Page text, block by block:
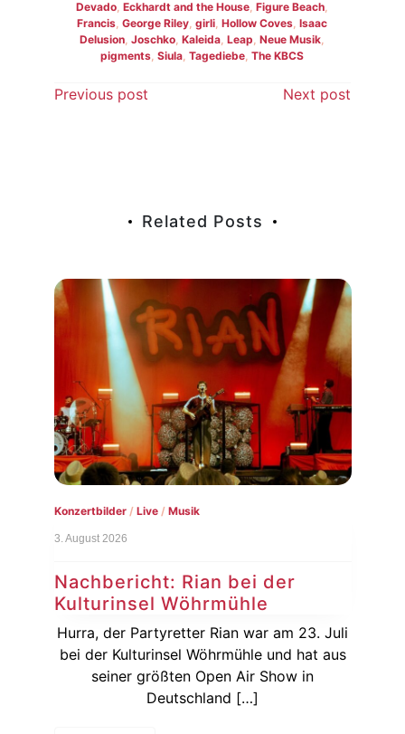
Devado,Eckhardt and the House,Figure Beach,
Francis,George Riley,girli,Hollow Coves,Isaac
Delusion,Joschko,Kaleida,Leap,Neue Musik,
pigments,Siula,Tagediebe,The KBCS
Beitragsnavigation
Previous post Next post
Related Posts
Konzertbilder/ Live/ Musik
3. August 2026
Nachbericht: Rian bei der
Kulturinsel Wöhrmühle
Hurra, der Partyretter Rian war am 23. Juli
bei der Kulturinsel Wöhrmühle und hat aus
seiner größten Open Air Show in
Deutschland […]